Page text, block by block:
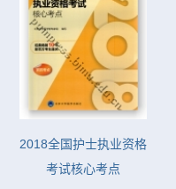
2018全国护士执业资格
考试核心考点